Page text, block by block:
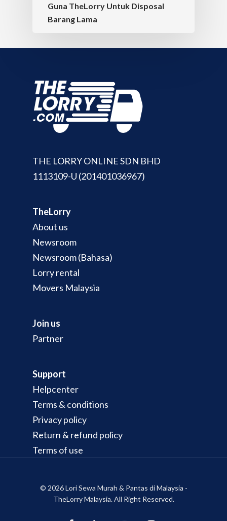
Guna TheLorry Untuk Disposal
Barang Lama
THE LORRY ONLINE SDN BHD
1113109-U (201401036967)
TheLorry
About us
Newsroom
Newsroom (Bahasa)
Lorry rental
Movers Malaysia
Join us
Partner
Support
Helpcenter
Terms & conditions
Privacy policy
Return & refund policy
Terms of use
© 2026 Lori Sewa Murah & Pantas di Malaysia -
TheLorry Malaysia. All Right Reserved.